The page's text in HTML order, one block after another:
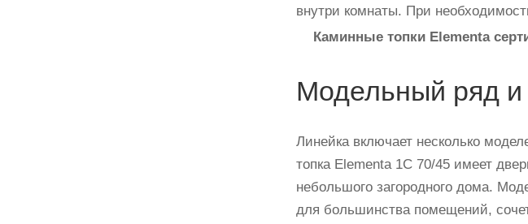
внутри комнаты. При
Каминные топки Elementa
Модельный ряд и
Линейка включает несколько
топка Elementa 1С 70/45 имеет
небольшого загородного дома.
для большинства помещений,